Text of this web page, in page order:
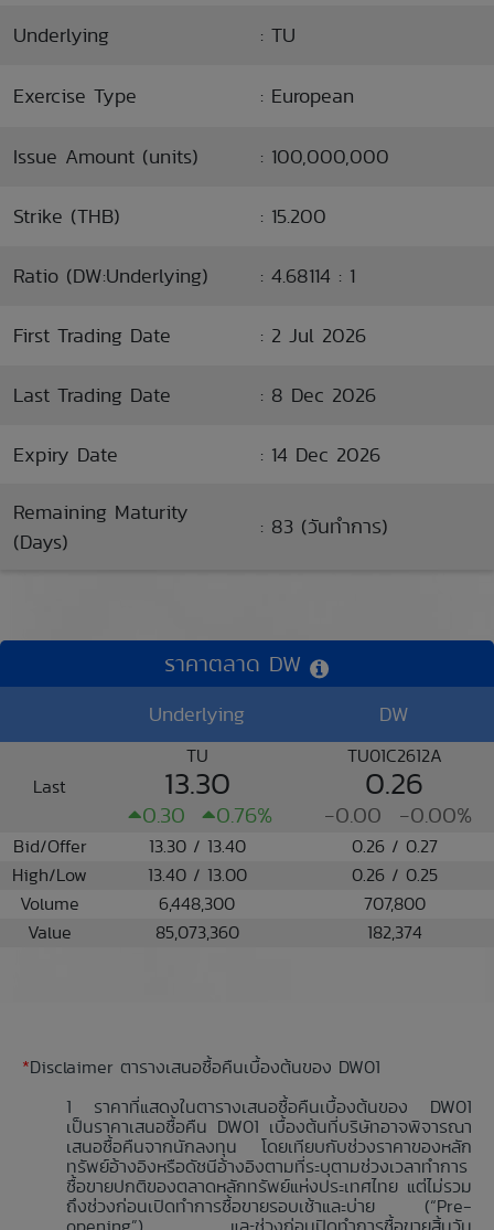
Underlying : TU
Exercise Type : European
Issue Amount (units) : 100,000,000
Strike (THB) : 15.200
Ratio (DW:Underlying) : 4.68114 : 1
First Trading Date : 2 Jul 2026
Last Trading Date : 8 Dec 2026
Expiry Date : 14 Dec 2026
Remaining Maturity
(Days)
: 83 (วันทำการ)
ราคาตลาด DW
Underlying DW
Last
TU
13.30
0.30 0.76%
TU01C2612A
0.26
-0.00 -0.00%
Bid/Offer 13.30 / 13.40
0.26 / 0.27
High/Low
13.40 / 13.00
0.26 / 0.25
Volume
6,448,300
707,800
Value
85,073,360 182,374
*Disclaimer ตารางเสนอซื้อคืนเบื้องต้นของ DW01
ราคาที่แสดงในตารางเสนอซื้อคืนเบื้องต้นของ DW01
เป็นราคาเสนอซื้อคืน DW01 เบื้องต้นที่บริษัทอาจพิจารณา
เสนอซื้อคืนจากนักลงทุน โดยเทียบกับช่วงราคาของหลัก
ทรัพย์อ้างอิงหรือดัชนีอ้างอิงตามที่ระบุตามช่วงเวลาทำการ
ซื้อขายปกติของตลาดหลักทรัพย์แห่งประเทศไทย แต่ไม่รวม
ถึงช่วงก่อนเปิดทำการซื้อขายรอบเช้าและบ่าย (“Pre-